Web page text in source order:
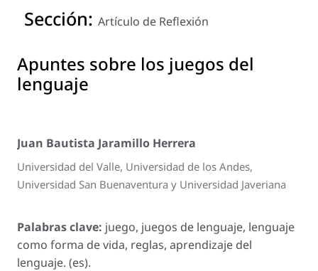
Sección: Artículo de Reflexión
Apuntes sobre los juegos del
lenguaje
Juan Bautista Jaramillo Herrera
Universidad del Valle, Universidad de los Andes,
Universidad San Buenaventura y Universidad Javeriana
Palabras clave: juego, juegos de lenguaje, lenguaje
como forma de vida, reglas, aprendizaje del
lenguaje. (es).